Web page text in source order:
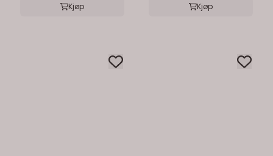
Kjøp
Kjøp